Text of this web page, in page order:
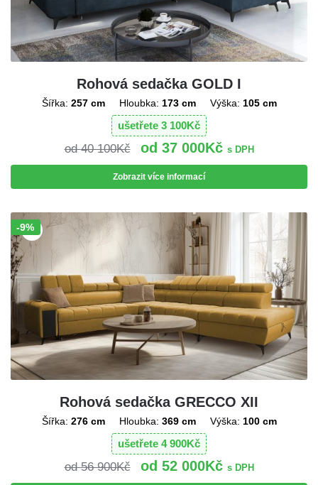
Rohová sedačka GOLD I
Šířka: 257 cm Hloubka: 173 cm Výška: 105 cm
ušetřete 3 100Kč
40 100Kč 37 000Kč s DPH
Zobrazit více informací
Sleva!
-9%
Rohová sedačka GRECCO XII
Šířka: 276 cm Hloubka: 369 cm Výška: 100 cm
ušetřete 4 900Kč
56 900Kč 52 000Kč s DPH